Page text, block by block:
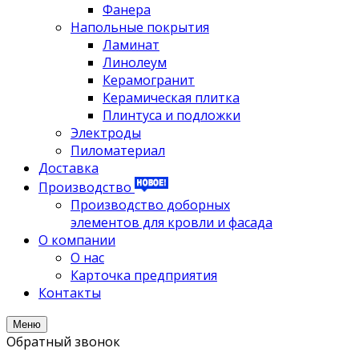
Фанера
Напольные покрытия
Ламинат
Линолеум
Керамогранит
Керамическая плитка
Плинтуса и подложки
Электроды
Пиломатериал
Доставка
Производство
Производство доборных
элементов для кровли и фасада
О компании
О нас
Карточка предприятия
Контакты
Меню
Обратный звонок